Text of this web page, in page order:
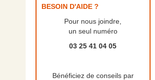
BESOIN D'AIDE ?
Pour nous joindre,
un seul numéro
03 25 41 04 05
Bénéficiez de conseils par